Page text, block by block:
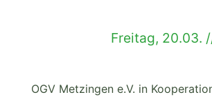
Freitag, 20.03.
OGV Metzingen e.V. in